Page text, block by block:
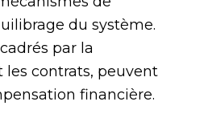
du système.
par la
contrats, peuvent
financière.